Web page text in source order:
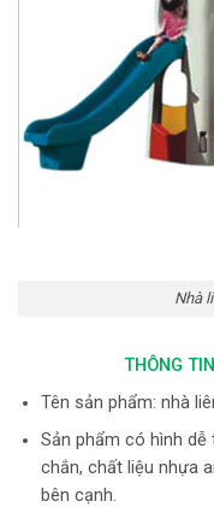
Nhà
THÔNG
Tên sản phẩm: nhà
Sản phẩm có hình
chắn, chất liệu nhựa
bên cạnh.